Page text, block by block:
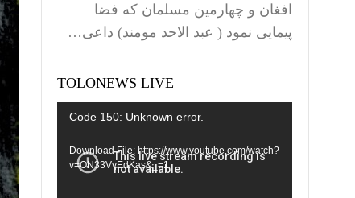
افغان و چهارمین مسلمان که فضا
پیمایی نمود ( عبد الاحد مومند) داعی…
TOLONEWS LIVE
Video
Code 150: Unknown error.
Download File: https://www.youtube.com/watch?
v=ON33VvEdKas&_=1